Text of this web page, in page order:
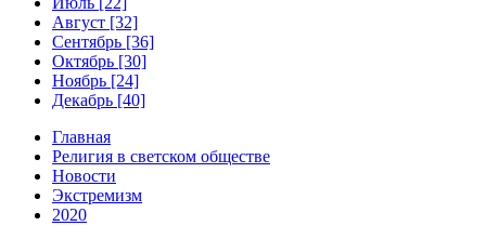
Август [32]
Сентябрь [36]
Октябрь [30]
Ноябрь [24]
Декабрь [40]
Главная
Религия в светском обществе
Новости
Экстремизм
2020